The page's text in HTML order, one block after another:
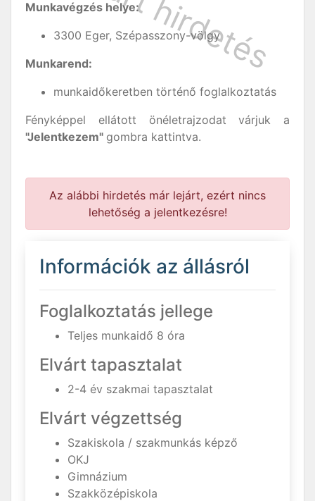
Munkavégzés helye:
3300 Eger, Szépasszony-völgy
Munkarend:
munkaidőkeretben történő foglalkoztatás
Fényképpel ellátott önéletrajzodat várjuk a
"Jelentkezem" gombra kattintva.
Az alábbi hirdetés már lejárt, ezért nincs
lehetőség a jelentkezésre!
Információk az állásról
Foglalkoztatás jellege
Teljes munkaidő 8 óra
Elvárt tapasztalat
2-4 év szakmai tapasztalat
Elvárt végzettség
Szakiskola / szakmunkás képző
OKJ
Gimnázium
Szakközépiskola